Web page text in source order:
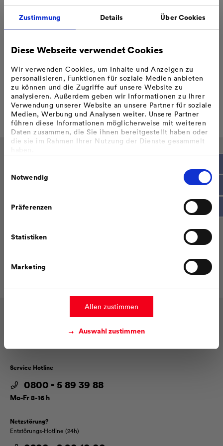
Zustimmung Details Über Cookies
Diese Webseite verwendet Cookies
Wir verwenden Cookies, um Inhalte und Anzeigen zu
personalisieren, Funktionen für soziale Medien anbieten
zu können und die Zugriffe auf unsere Website zu
analysieren. Außerdem geben wir Informationen zu Ihrer
Verwendung unserer Website an unsere Partner für soziale
Medien, Werbung und Analysen weiter. Unsere Partner
führen diese Informationen möglicherweise mit weiteren
Daten zusammen, die Sie ihnen bereitgestellt haben oder
die sie im Rahmen Ihrer Nutzung der Dienste gesammelt
Bzgl. einer Datenweitergabe außerhalb der EU oder eines
sicheren Drittlands weisen wir darauf hin, dass Sie nur
erfolgt, wenn Sie uns dazu Ihre Einwilligung erteilt haben
und dass die Verarbeitung der Daten im Einklang mit den
Gerichtshofes vom 16.07.2020 (Fall C-311/18), sogenanntes
Schrems II Urteil steht.
Notwendig
Präferenzen
Statistiken
Marketing
Allen zustimmen
Auswahl zustimmen
bei MVV Netze
Das Gleichbehandlungsprogramm der MVV Netze hat die
Netzbetriebes zum Ziel.
Gleichbehandlungsbeauftragten Mathias Häfner oder finden Sie
im aktuellen Bericht des Gleichbehandlungsbeauftragten.
Bericht des Gleichbehandlungsbeauftragten 2025 für die
MVV Energie AG in Mannheim
Kontakt
Gleichbehandlungsbeauftragter
Service Hotline
0800 - 5 89 39 88
Mo-Fr 8-16 h
Netzstörung?
Entstörungs-Hotline (24h)